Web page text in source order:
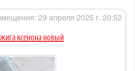
29 апреля 2025 г. 20:52
ксенона новый